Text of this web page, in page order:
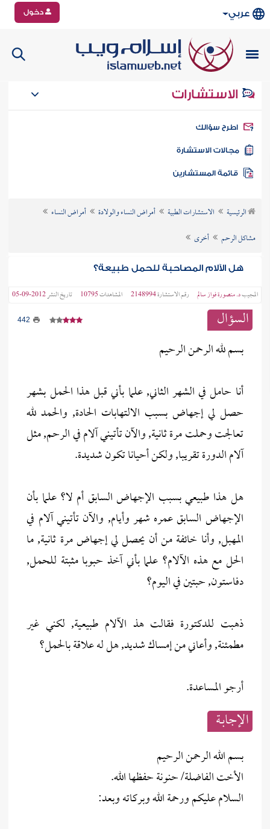
عربي دخول
الاستشارات
سؤالك
الاستشارة
الرئيسية الاستشارات الطبية أمراض النساء والولادة
أمراض النساء
مشاكل الرحم
أخرى
هل الآلام المصاحبة للحمل طبيعة؟
المجيبد. منصورة فواز سالم رقم الاستشارة2148994 المشاهدات10795 تاريخ النشر2012-09-05
السؤال 442
بسم لله الرحمن الرحيم
أنا حامل في الشهر الثاني, علما بأني قبل هذا الحمل بشهر
حصل لي إجهاض بسبب الالتهابات الحادة, والحمد لله
تعالجت وحملت مرة ثانية, والآن تأتيني آلام في الرحم, مثل
آلام الدورة تقريبا, ولكن أحيانا تكون شديدة.
هل هذا طبيعي بسبب الإجهاض السابق أم لا؟ علما بأن
الإجهاض السابق عمره شهر وأيام, والآن تأتيني آلام في
المهبل, وأنا خائفة من أن يحصل لي إجهاض مرة ثانية, ما
الحل مع هذه الآلام؟ علما بأني آخذ حبوبا مثبتة للحمل,
دفاستون, حبتين في اليوم؟
ذهبت للدكتورة فقالت هذ الآلام طبيعية, لكني غير
مطمئنة, وأعاني من إمساك شديد, هل له علاقة بالحمل؟
أرجو المساعدة.
الإجابــة
بسم الله الرحمن الرحيم
الأخت الفاضلة/ حنونة حفظها الله.
السلام عليكم ورحمة الله وبركاته وبعد: